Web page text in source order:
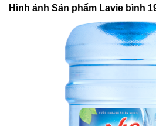
Hình ảnh Sản phẩm Lavie bình